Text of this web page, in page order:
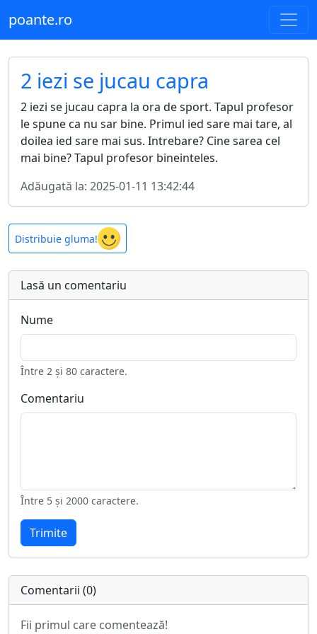
poante.ro
2 iezi se jucau capra
2 iezi se jucau capra la ora de sport. Tapul profesor
le spune ca nu sar bine. Primul ied sare mai tare, al
doilea ied sare mai sus. Intrebare? Cine sarea cel
mai bine? Tapul profesor bineinteles.
Adăugată la: 2025-01-11 13:42:44
Distribuie gluma!
Lasă un comentariu
Nume
Între 2 și 80 caractere.
Comentariu
Între 5 și 2000 caractere.
Trimite
Comentarii (0)
Fii primul care comentează!